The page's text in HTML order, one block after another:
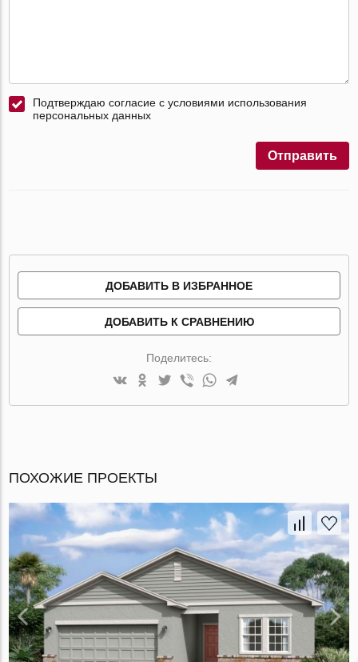
Подтверждаю согласие с условиями использования
персональных данных
Отправить
ДОБАВИТЬ В ИЗБРАННОЕ
ДОБАВИТЬ К СРАВНЕНИЮ
Поделитесь:
ПОХОЖИЕ ПРОЕКТЫ